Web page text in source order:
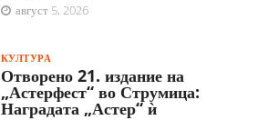
август 5, 2026
КУЛТУРА
Отворено 21. издание на
„Астерфест“ во Струмица:
Наградата „Астер“ ѝ